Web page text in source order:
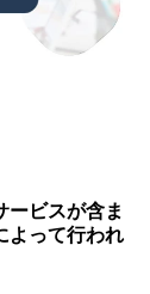
ービスが含ま
って行われ